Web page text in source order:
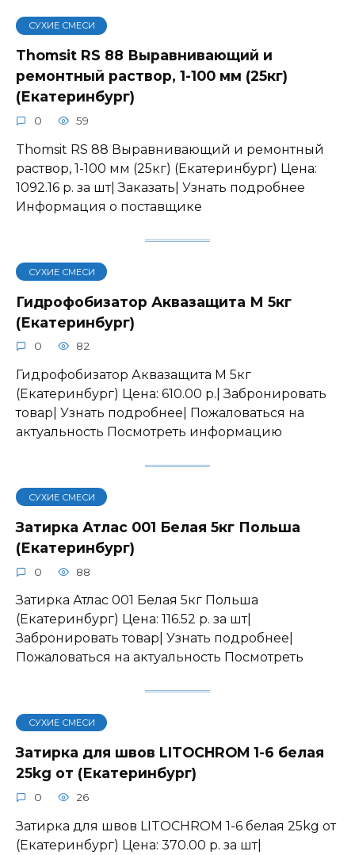
СУХИЕ СМЕСИ
Thomsit RS 88 Выравнивающий и
ремонтный раствор, 1-100 мм (25кг)
(Екатеринбург)
0 59
Thomsit RS 88 Выравнивающий и ремонтный
раствор, 1-100 мм (25кг) (Екатеринбург) Цена:
1092.16 р. за шт| Заказать| Узнать подробнее
Информация о поставщике
СУХИЕ СМЕСИ
Гидрофобизатор Аквазащита М 5кг
(Екатеринбург)
0 82
Гидрофобизатор Аквазащита М 5кг
(Екатеринбург) Цена: 610.00 р.| Забронировать
товар| Узнать подробнее| Пожаловаться на
актуальность Посмотреть информацию
СУХИЕ СМЕСИ
Затирка Атлас 001 Белая 5кг Польша
(Екатеринбург)
0 88
Затирка Атлас 001 Белая 5кг Польша
(Екатеринбург) Цена: 116.52 р. за шт|
Забронировать товар| Узнать подробнее|
Пожаловаться на актуальность Посмотреть
СУХИЕ СМЕСИ
Затирка для швов LITOCHROM 1-6 белая
25kg от (Екатеринбург)
0 26
Затирка для швов LITOCHROM 1-6 белая 25kg от
(Екатеринбург) Цена: 370.00 р. за шт|